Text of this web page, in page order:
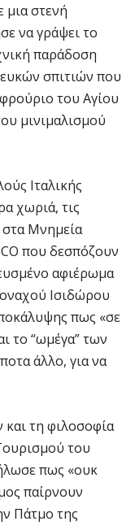
μια στενή
να γράψει το
παράδοση
σπιτιών που
του Αγίου
μινιμαλισμού
Ιταλικής
χωριά, τις
στα Μνημεία
που δεσπόζουν
αφιέρωμα
Ισιδώρου
πως «σε
το “ωμέγα” των
άλλο, για να
και τη φιλοσοφία
του
πως «ουκ
παίρνουν
Πάτμο της